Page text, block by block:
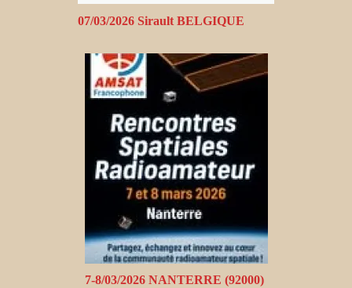
07/03/2026 Sirault BELGIQUE
7-8/03/2026 NANTERRE (92000)